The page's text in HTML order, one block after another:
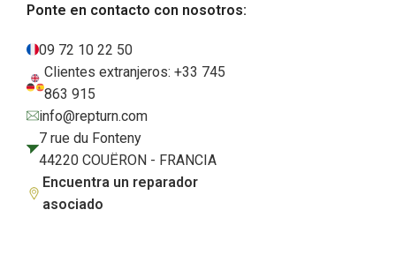
Ponte en contacto con nosotros:
09 72 10 22 50
Clientes extranjeros: +33 745
863 915
info@repturn.com
7 rue du Fonteny
44220 COUËRON - FRANCIA
Encuentra un reparador
asociado